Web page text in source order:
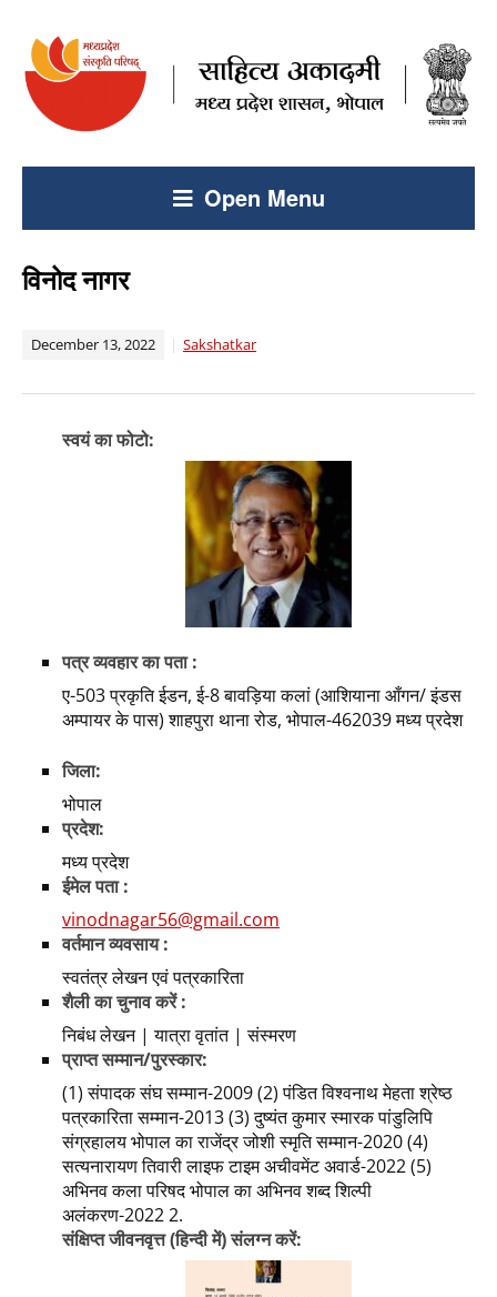
Open Menu
विनोद नागर
December 13, 2022 Sakshatkar
स्वयं का फोटो:
पत्र व्यवहार का पता :
ए-503 प्रकृति ईडन, ई-8 बावड़िया कलां (आशियाना आँगन/ इंडस
अम्पायर के पास) शाहपुरा थाना रोड, भोपाल-462039 मध्य प्रदेश
जिला:
भोपाल
प्रदेश:
मध्य प्रदेश
ईमेल पता :
vinodnagar56@gmail.com
वर्तमान व्यवसाय :
स्वतंत्र लेखन एवं पत्रकारिता
शैली का चुनाव करें :
निबंध लेखन | यात्रा वृतांत | संस्मरण
प्राप्त सम्मान/पुरस्कार:
(1) संपादक संघ सम्मान-2009 (2) पंडित विश्वनाथ मेहता श्रेष्ठ
पत्रकारिता सम्मान-2013 (3) दुष्यंत कुमार स्मारक पांडुलिपि
संग्रहालय भोपाल का राजेंद्र जोशी स्मृति सम्मान-2020 (4)
सत्यनारायण तिवारी लाइफ टाइम अचीवमेंट अवार्ड-2022 (5)
अभिनव कला परिषद भोपाल का अभिनव शब्द शिल्पी
अलंकरण-2022 2.
संक्षिप्त जीवनवृत्त (हिन्दी में) संलग्न करें: